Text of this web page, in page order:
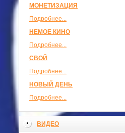
МОНЕТИЗАЦИЯ
Подробнее...
НЕМОЕ КИНО
Подробнее...
СВОЙ
Подробнее...
НОВЫЙ ДЕНЬ
Подробнее...
ВИДЕО